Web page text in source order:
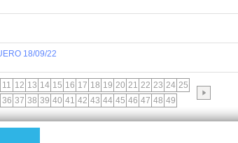
18/09/22
11 12 13 14 15 16 17 18 19 20 21 22 23 24 25
36 37 38 39 40 41 42 43 44 45 46 47 48 49